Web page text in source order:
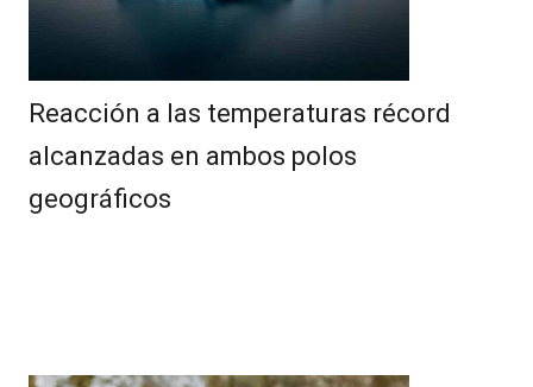
Reacción a las temperaturas récord
alcanzadas en ambos polos
geográficos